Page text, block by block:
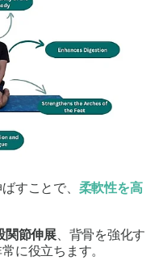
すことで、 柔軟性を高
関節伸展、背骨を強化す
に役立ちます。